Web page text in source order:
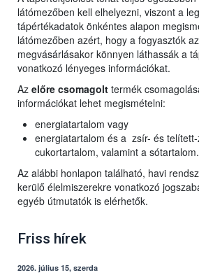
látómezőben kell elhelyezni, viszont a
tápértékadatok önkéntes alapon
látómezőben azért, hogy a fogyasztók
megvásárlásakor könnyen láthassák a
vonatkozó lényeges információkat.
Az előre csomagolt termék
információkat lehet megismételni:
energiatartalom vagy
energiatartalom és a zsír- és
cukortartalom, valamint a sótartalom.
Az alábbi honlapon található, havi
kerülő élelmiszerekre vonatkozó
egyéb útmutatók is elérhetők.
Friss hírek
2026. július 15, szerda